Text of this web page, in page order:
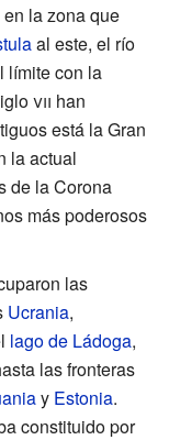
la zona que
al este, el río
límite con la
vii han
está la Gran
la actual
de la Corona
más poderosos
las
Ucrania,
lago de Ládoga,
las fronteras
y Estonia.
constituido por